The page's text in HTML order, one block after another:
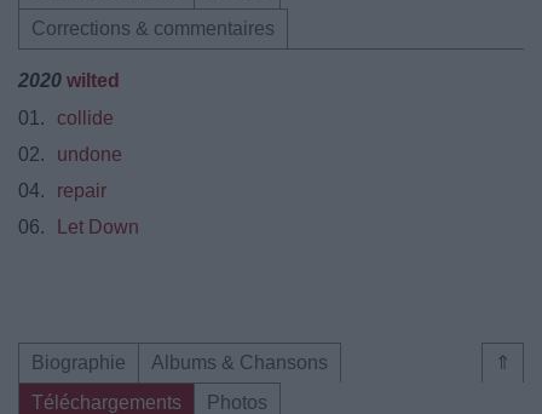
Corrections & commentaires
2020 wilted
01.
collide
02.
undone
04.
repair
06.
Let Down
⇑
Biographie
Albums & Chansons
Téléchargements
Photos